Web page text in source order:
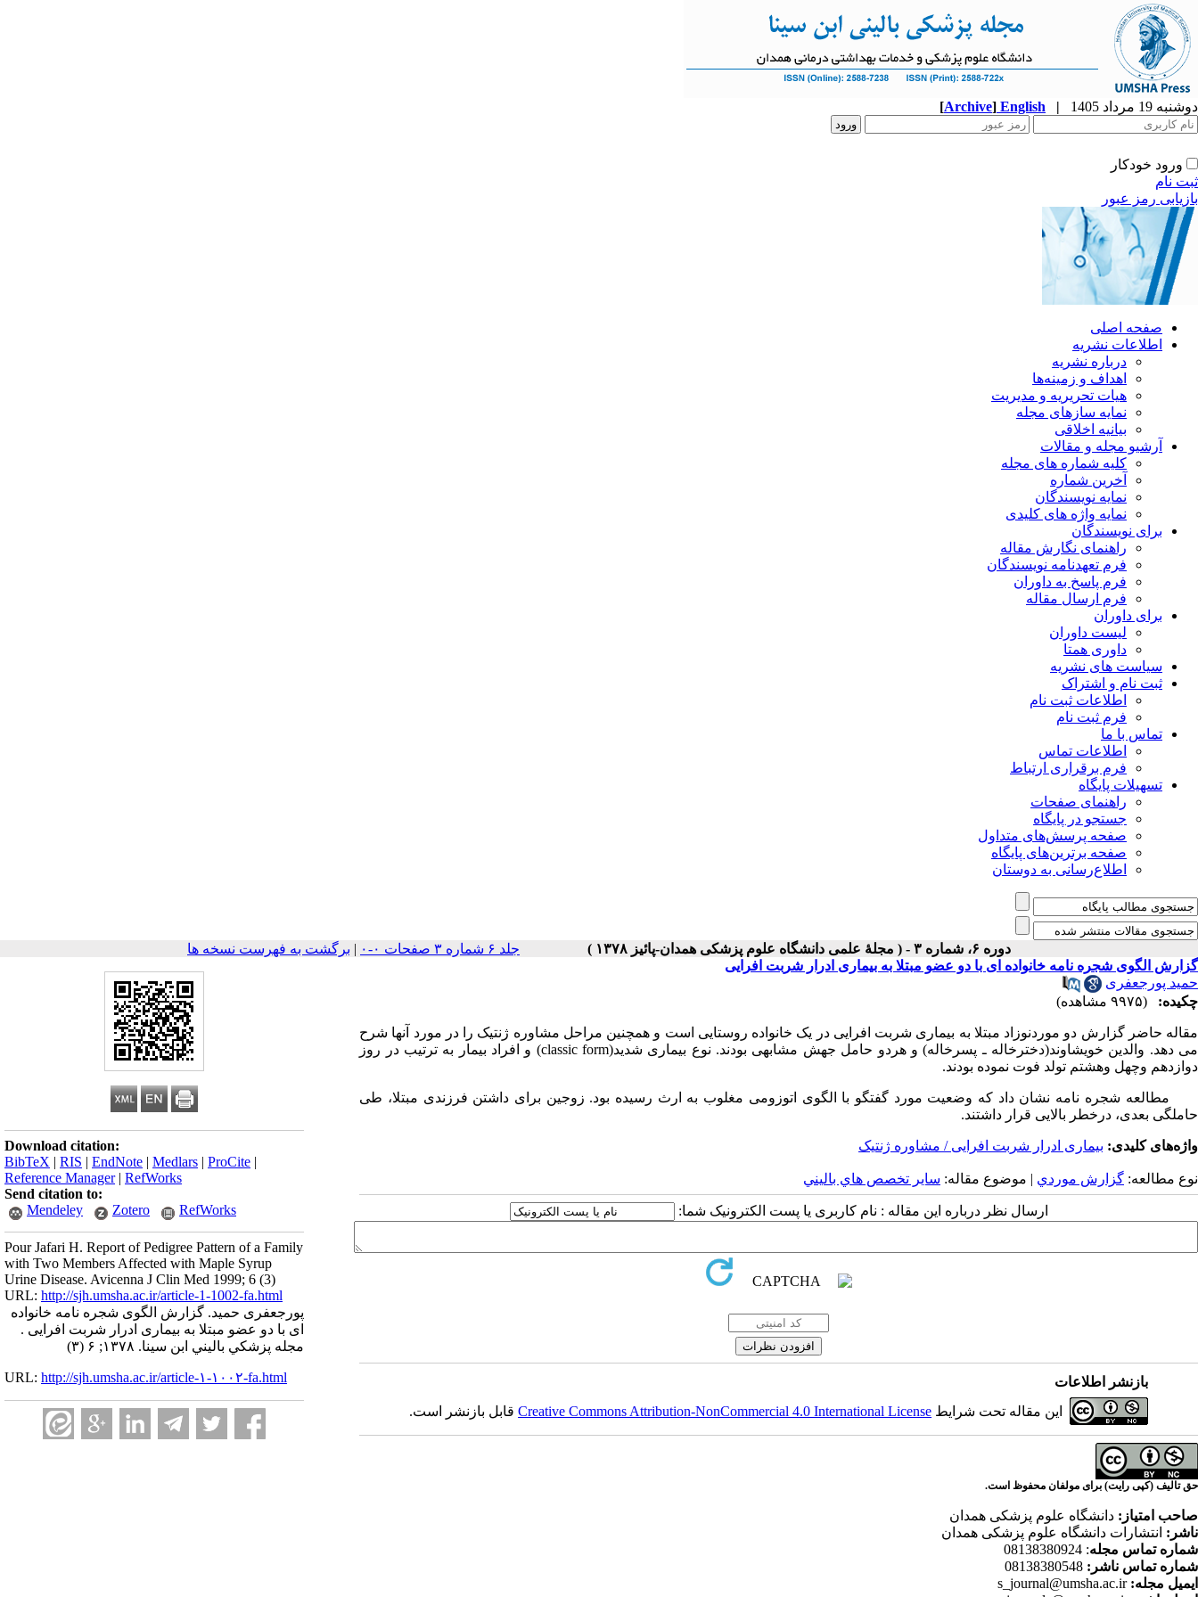
دوشنبه 19 مرداد 1405 |
English
[Archive]
ورود خودکار
ثبت نام
بازیابی رمز عبور
صفحه اصلی
اطلاعات نشریه
درباره نشریه
اهداف و زمینه‌ها
هیات تحریریه و مدیریت
نمایه سازهای مجله
بیانیه اخلاقی
آرشیو مجله و مقالات
کلیه شماره های مجله
آخرین شماره
نمایه نویسندگان
نمایه واژه های کلیدی
برای نویسندگان
راهنمای نگارش مقاله
فرم تعهدنامه نویسندگان
فرم پاسخ به داوران
فرم ارسال مقاله
برای داوران
لیست داوران
داوری همتا
سیاست های نشریه
ثبت نام و اشتراک
اطلاعات ثبت نام
فرم ثبت نام
تماس با ما
اطلاعات تماس
فرم برقراری ارتباط
تسهیلات پایگاه
راهنمای صفحات
جستجو در پایگاه
صفحه پرسش‌های متداول
صفحه برترین‌های پایگاه
اطلاع‌رسانی به دوستان
دوره ۶، شماره ۳ - ( مجلۀ علمی دانشگاه علوم پزشکی همدان-پائيز ۱۳۷۸ ) جلد ۶ شماره ۳ صفحات ۰-۰ | برگشت به فهرست نسخه ها
Download citation:
BibTeX | RIS | EndNote | Medlars | ProCite |
Reference Manager| RefWorks
Send citation to:
Mendeley
Zotero RefWorks
Pour Jafari H. Report of Pedigree Pattern of a Family
with Two Members Affected with Maple Syrup
Urine Disease. Avicenna J Clin Med 1999; 6 (3)
URL: http://sjh.umsha.ac.ir/article-1-1002-fa.html
پورجعفری حمید. گزارش الگوی شجره نامه خانواده
ای با دو عضو مبتلا به بیماری ادرار شربت افرایی .
مجله پزشكي باليني ابن سينا. ۱۳۷۸; ۶ (۳)
URL: http://sjh.umsha.ac.ir/article-۱-۱۰۰۲-fa.html
گزارش الگوی شجره نامه خانواده ای با دو عضو مبتلا به بیماری ادرار شربت افرایی
حمید پورجعفری
چکیده:
(۹۹۷۵ مشاهده)
مقاله حاضر گزارش دو موردنوزاد مبتلا به بیماری شربت افرایی در یک خانواده روستایی است و همچنین مراحل مشاوره ژنتیک را در مورد آنها شرح
می دهد. والدین خویشاوند(دخترخاله ـ پسرخاله) و هردو حامل جهش مشابهی بودند. نوع بیماری شدید(classic form) و افراد بیمار به ترتیب در روز
دوازدهم وچهل وهشتم تولد فوت نموده بودند.
مطالعه شجره نامه نشان داد که وضعیت مورد گفتگو با الگوی اتوزومی مغلوب به ارث رسیده بود. زوجین برای داشتن فرزندی مبتلا، طی
حاملگی بعدی، درخطر بالایی قرار داشتند.
واژه‌های کلیدی: بیماری ادرار شربت افرایی / مشاوره ژنتیک
نوع مطالعه: گزارش موردي | موضوع مقاله: سایر تخصص هاي باليني
ارسال نظر درباره این مقاله : نام کاربری یا پست الکترونیک شما:
بازنشر اطلاعات
این مقاله تحت شرایط Creative Commons Attribution-NonCommercial 4.0 International Licenseقابل بازنشر است.
حق تالیف (کپی رایت) برای مولفان محفوظ است.
صاحب امتیاز: دانشگاه علوم پزشکی همدان
ناشر: انتشارات دانشگاه علوم پزشکی همدان
شماره تماس مجله: 08138380924
شماره تماس ناشر:
ایمیل مجله: s_journal@umsha.ac.ir